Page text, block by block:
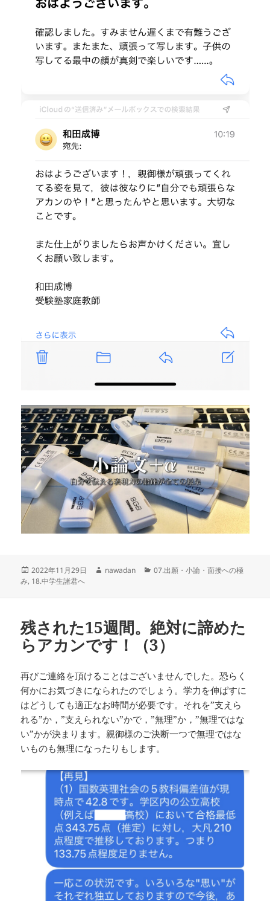
投
稿
2022年11月29日
作
nawadan
カ
07.出願・小論・面接への極
み, 18.中学生諸君へ
残された15週間。絶対に諦めた
らアカンです！（3）
再びご連絡を頂けることはございませんでした。恐らく
何かにお気づきになられたのでしょう。学力を伸ばすに
はどうしても適正なお時間が必要です。それを”支えら
れる”か，”支えられない”かで，”無理”か，”無理ではな
い”かが決まります。親御様のご決断一つで無理ではな
いものも無理になったりもします。